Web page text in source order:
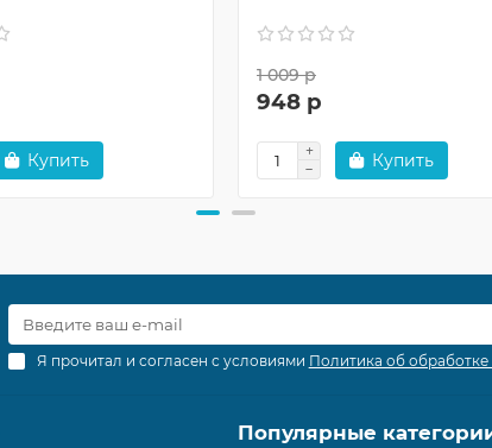
Купить
1 009 р
948 р
Купить
Я прочитал и согласен с условиями Политика об
Популярные